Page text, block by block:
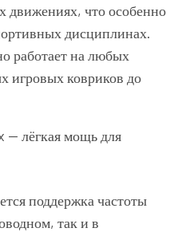
движениях, что особенно
дисциплинах.
работает на любых
игровых ковриков до
поддержка частоты
так и в